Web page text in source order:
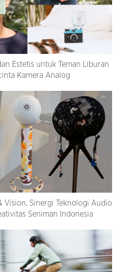
Estetis untuk Teman Liburan
Kamera Analog
Vision, Sinergi Teknologi Audio
Seniman Indonesia